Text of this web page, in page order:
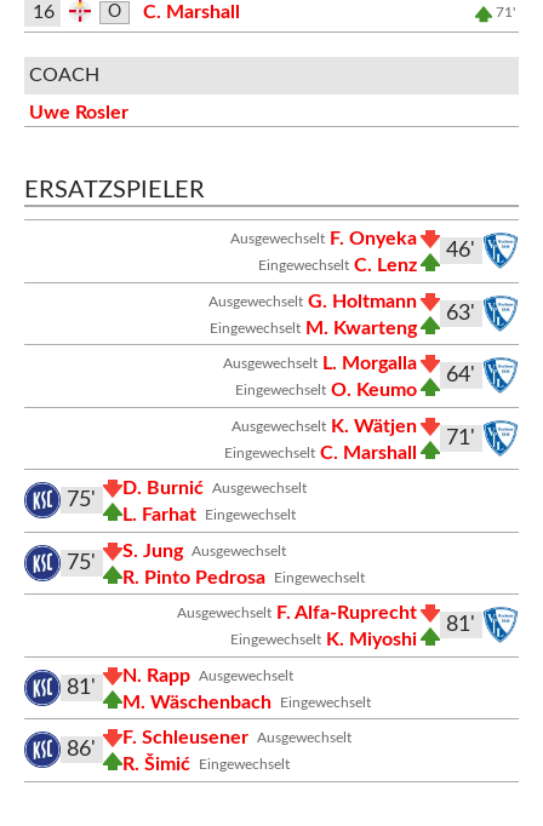
16 O C. Marshall 71'
COACH
Uwe Rosler
ERSATZSPIELER
46'
Ausgewechselt F. Onyeka
Eingewechselt C. Lenz
63'
Ausgewechselt G. Holtmann
Eingewechselt M. Kwarteng
64'
Ausgewechselt L. Morgalla
Eingewechselt O. Keumo
71'
Ausgewechselt K. Wätjen
Eingewechselt C. Marshall
Ausgewechselt
D. Burnić
Eingewechselt
L. Farhat
75'
Ausgewechselt
S. Jung
Eingewechselt
R. Pinto Pedrosa
75'
81'
Ausgewechselt F. Alfa-Ruprecht
Eingewechselt K. Miyoshi
Ausgewechselt
N. Rapp
Eingewechselt
M. Wäschenbach
81'
Ausgewechselt
F. Schleusener
Eingewechselt
R. Šimić
86'